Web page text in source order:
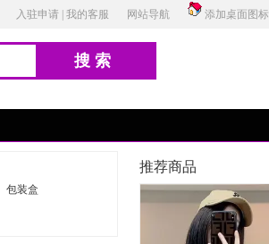
入驻申请 我的客服 网站导航 添加桌面图标
搜索
包装盒
推荐商品